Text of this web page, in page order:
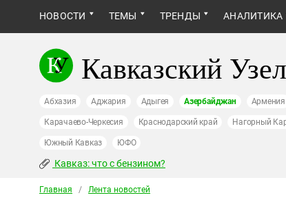
НОВОСТИ ТЕМЫ ТРЕНДЫ АНАЛИТИКА
Кавказский Узел
Абхазия Аджария Адыгея Азербайджан Армения
Карачаево-Черкесия Краснодарский край Нагорный
Южный Кавказ ЮФО
Кавказ: что с бензином?
Главная / Лента новостей